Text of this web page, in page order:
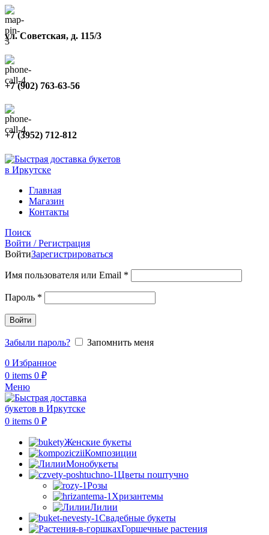
ул. Советская, д. 115/3
+7 (902) 763-63-56
+7 (3952) 712-812
Главная
Магазин
Контакты
Поиск
Войти / Регистрация
ВойтиЗарегистрироваться
Имя пользователя или Email *
Пароль *
Войти
Забыли пароль?
Запомнить меня
0 Избранное
0 items 0 ₽
Меню
0 items 0 ₽
Женские букеты
Композиции
Монобукеты
Цветы поштучно
Розы
Хризантемы
Лилии
Свадебные букеты
Горшечные растения